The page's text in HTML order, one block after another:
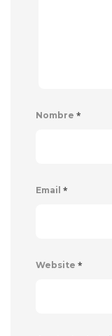
Nombre *
Email *
Website *